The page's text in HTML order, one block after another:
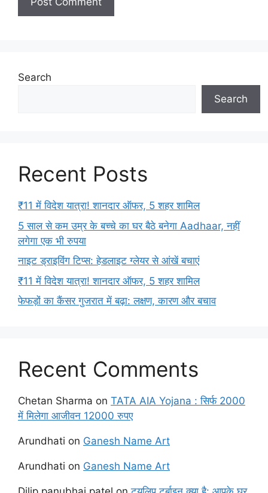
Search
Search
Recent Posts
₹11 में विदेश यात्रा! शानदार ऑफर, 5 शहर शामिल
5 साल से कम उम्र के बच्चे का घर बैठे बनेगा Aadhaar, नहीं
लगेगा एक भी रुपया
नाइट ड्राइविंग टिप्स: हेडलाइट ग्लेयर से आंखें बचाएं
₹11 में विदेश यात्रा! शानदार ऑफर, 5 शहर शामिल
फेफड़ों का कैंसर गुजरात में बढ़ा: लक्षण, कारण और बचाव
Recent Comments
Chetan Sharma on TATA AIA Yojana : सिर्फ 2000
में मिलेगा आजीवन 12000 रुपए
Arundhati on Ganesh Name Art
Arundhati on Ganesh Name Art